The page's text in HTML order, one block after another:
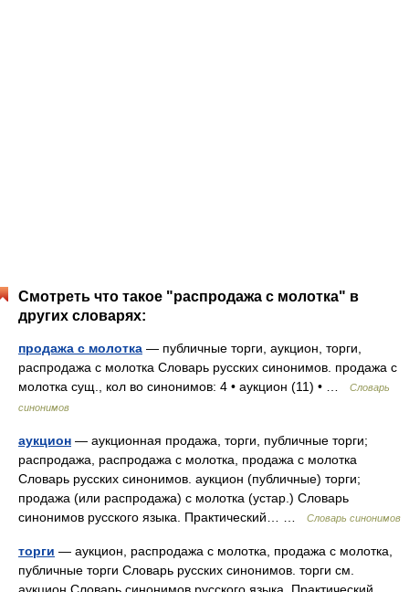
Смотреть что такое "распродажа с молотка" в
других словарях:
продажа с молотка — публичные торги, аукцион, торги,
распродажа с молотка Словарь русских синонимов. продажа с
молотка сущ., кол во синонимов: 4 • аукцион (11) • …
Словарь
синонимов
аукцион — аукционная продажа, торги, публичные торги;
распродажа, распродажа с молотка, продажа с молотка
Словарь русских синонимов. аукцион (публичные) торги;
продажа (или распродажа) с молотка (устар.) Словарь
синонимов русского языка. Практический… …
Словарь синонимов
торги — аукцион, распродажа с молотка, продажа с молотка,
публичные торги Словарь русских синонимов. торги см.